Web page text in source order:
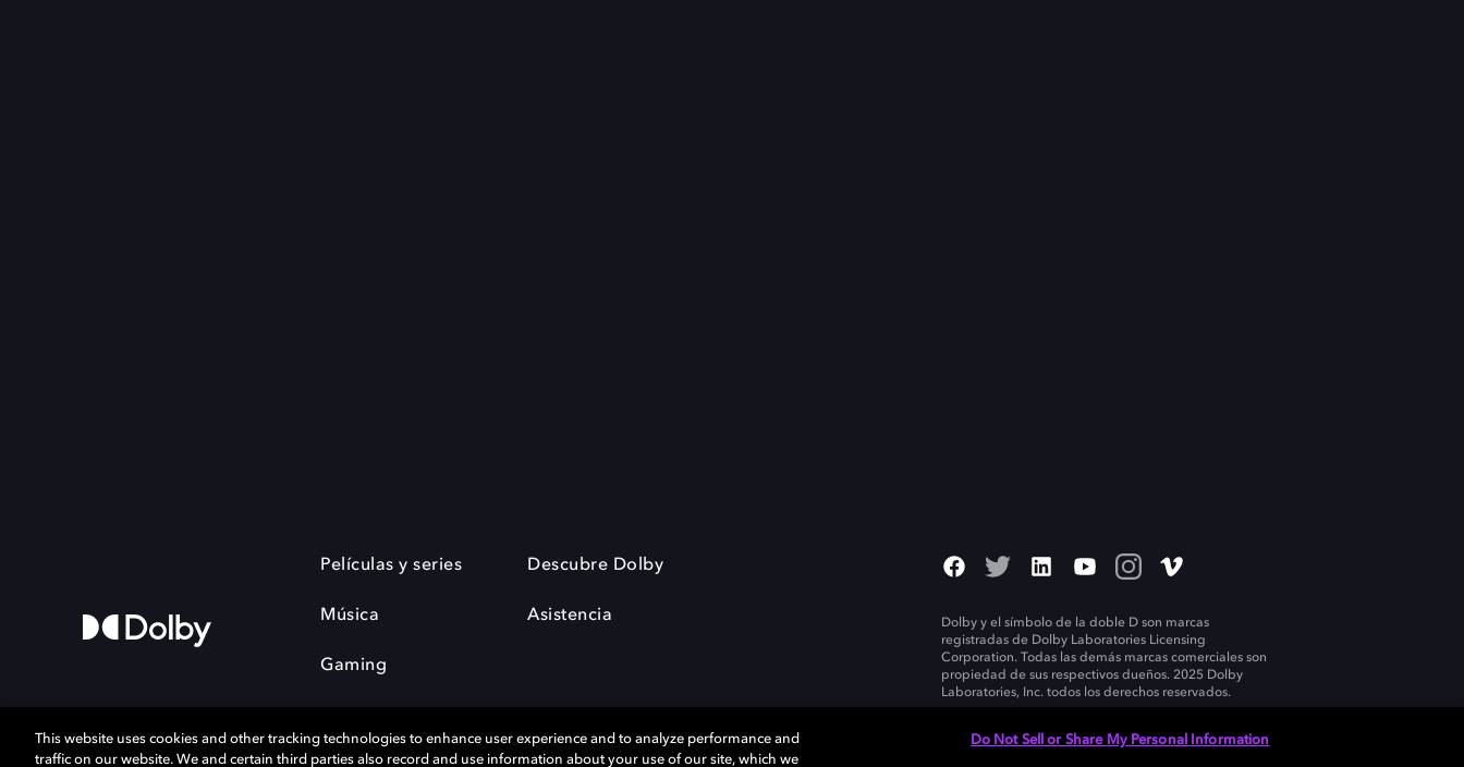
Películas y series
Música
Gaming
Descubre Dolby
Asistencia
Dolby y el símbolo de la doble D son marcas
registradas de Dolby Laboratories Licensing
Corporation. Todas las demás marcas comerciales son
propiedad de sus respectivos dueños. 2025 Dolby
Laboratories, Inc. todos los derechos reservados.
This website uses cookies and other tracking technologies to enhance user experience and to analyze performance and
traffic on our website. We and certain third parties also record and use information about your use of our site, which we
Do Not Sell or Share My Personal Information